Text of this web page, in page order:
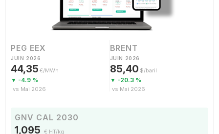
PEG EEX
JUIN 2026
44,35 €/MWh
▼ -4.9 %
vs Mai 2026
BRENT
JUIN 2026
85,40 $/baril
▼ -20.3 %
vs Mai 2026
GNV CAL 2030
1,095 € HT/kg